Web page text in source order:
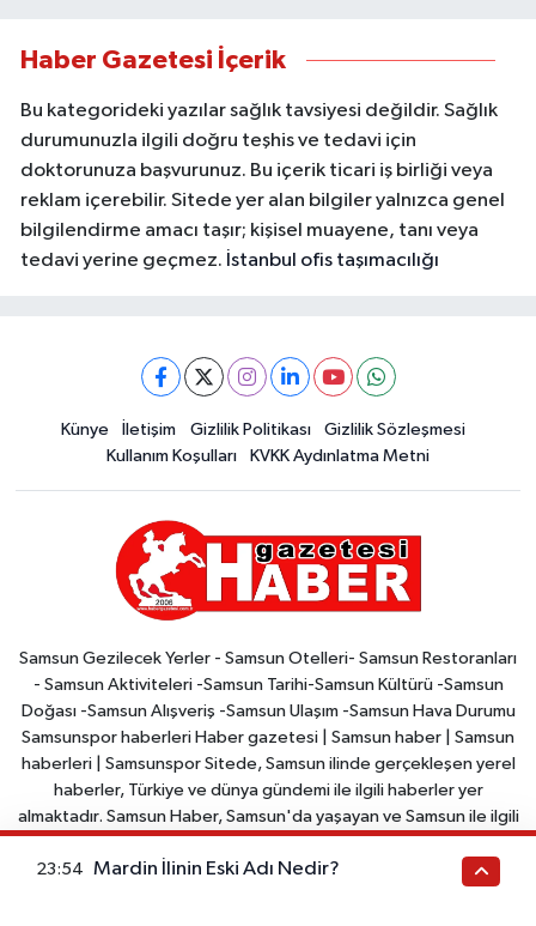
Haber Gazetesi İçerik
Bu kategorideki yazılar sağlık tavsiyesi değildir. Sağlık
durumunuzla ilgili doğru teşhis ve tedavi için
doktorunuza başvurunuz. Bu içerik ticari iş birliği veya
reklam içerebilir. Sitede yer alan bilgiler yalnızca genel
bilgilendirme amacı taşır; kişisel muayene, tanı veya
tedavi yerine geçmez. İstanbul ofis taşımacılığı
Künye İletişim Gizlilik Politikası
Gizlilik Sözleşmesi
Kullanım Koşulları
KVKK Aydınlatma Metni
Samsun Gezilecek Yerler - Samsun Otelleri- Samsun Restoranları
- Samsun Aktiviteleri -Samsun Tarihi-Samsun Kültürü -Samsun
Doğası -Samsun Alışveriş -Samsun Ulaşım -Samsun Hava Durumu
Samsunspor haberleri Haber gazetesi | Samsun haber | Samsun
haberleri | Samsunspor Sitede, Samsun ilinde gerçekleşen yerel
haberler, Türkiye ve dünya gündemi ile ilgili haberler yer
almaktadır. Samsun Haber, Samsun'da yaşayan ve Samsun ile ilgili
motorları tarafından kolayca bulunabilir ve okunabilir şekilde
23:54 Mardin İlinin Eski Adı Nedir?